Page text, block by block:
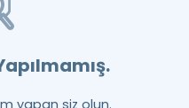
yapan siz olun.